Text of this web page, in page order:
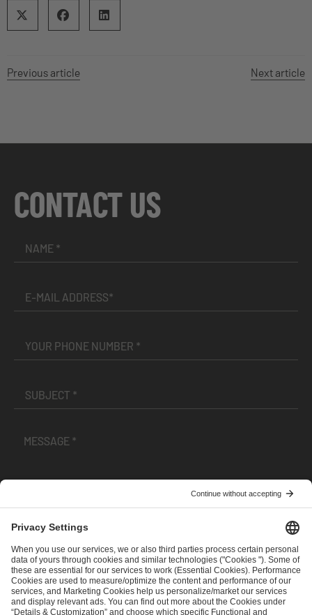
Previous article Next article
CONTACT US
andPrivacy Policy